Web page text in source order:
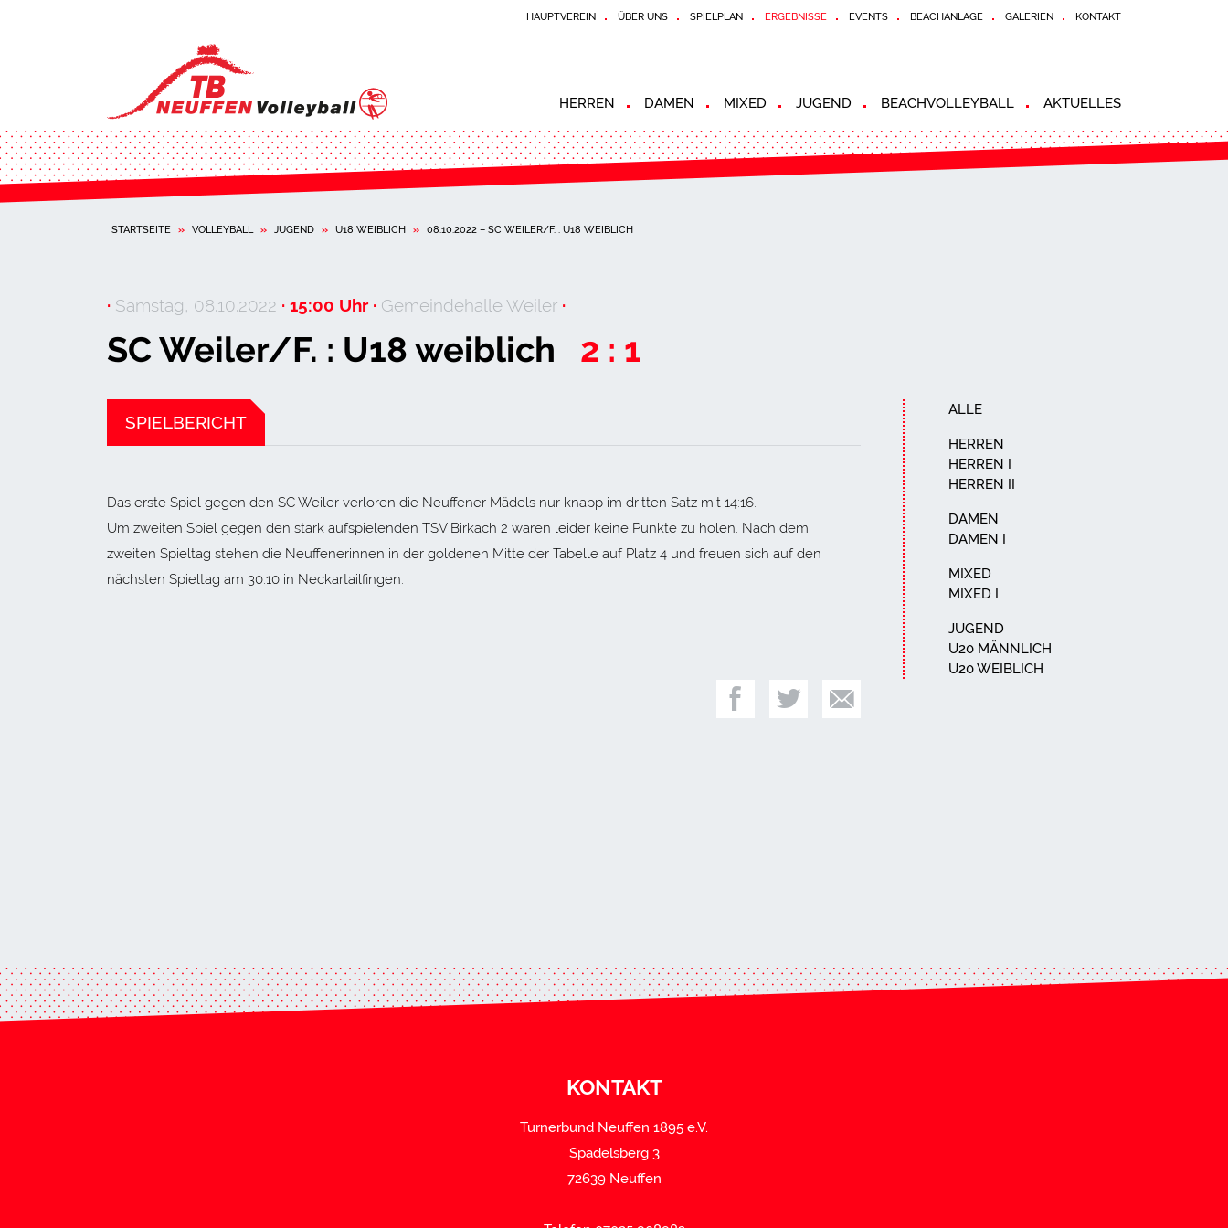
HAUPTVEREIN ÜBER UNS SPIELPLAN ERGEBNISSE EVENTS BEACHANLAGE GALERIEN KONTAKT
HERREN DAMEN MIXED JUGEND BEACHVOLLEYBALL AKTUELLES
STARTSEITE » VOLLEYBALL » JUGEND » U18 WEIBLICH » 08.10.2022 – SC WEILER/F. : U18 WEIBLICH
· Samstag, 08.10.2022 · 15:00 Uhr · Gemeindehalle Weiler ·
SC Weiler/F. : U18 weiblich 2 : 1
SPIELBERICHT
Das erste Spiel gegen den SC Weiler verloren die Neuffener Mädels nur knapp im dritten Satz mit 14:16.
Um zweiten Spiel gegen den stark aufspielenden TSV Birkach 2 waren leider keine Punkte zu holen. Nach dem
zweiten Spieltag stehen die Neuffenerinnen in der goldenen Mitte der Tabelle auf Platz 4 und freuen sich auf den
nächsten Spieltag am 30.10 in Neckartailfingen.
ALLE
HERREN
HERREN I
HERREN II
DAMEN
DAMEN I
MIXED
MIXED I
JUGEND
U20 MÄNNLICH
U20 WEIBLICH
KONTAKT
Turnerbund Neuffen 1895 e.V.
Spadelsberg 3
72639 Neuffen